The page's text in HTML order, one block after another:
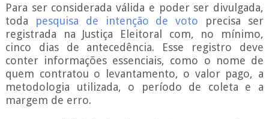
Para ser considerada válida e poder ser divulgada,
toda
pesquisa de intenção de voto precisa ser
registrada na Justiça Eleitoral com, no mínimo,
cinco dias de antecedência. Esse registro deve
conter informações essenciais, como o nome de
quem contratou o levantamento, o valor pago, a
metodologia utilizada, o período de coleta e a
margem de erro.